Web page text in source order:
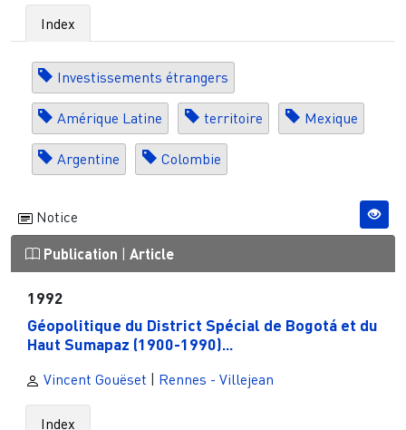
Index
Investissements étrangers
Amérique Latine territoire Mexique
Argentine Colombie
Notice
Publication Article
1992
Géopolitique du District Spécial de Bogotá et du
Haut Sumapaz (1900-1990)...
Vincent Gouëset Rennes - Villejean
Index